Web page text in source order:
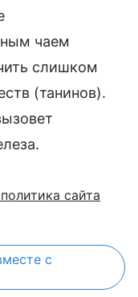
чаем
слишком
(танинов).
сайта
с